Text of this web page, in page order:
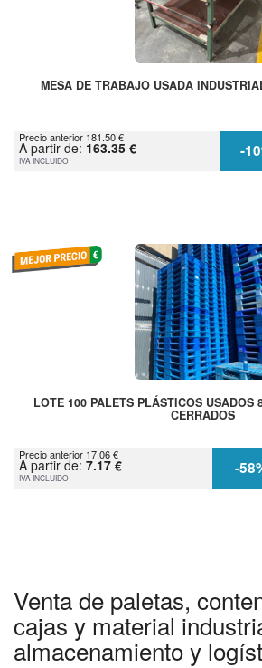
MESA DE TRABAJO USADA
Precio anterior 181.50 €
A partir de: 163.35 €
IVA INCLUIDO -
LOTE 100 PALETS PLÁSTICOS USADOS
CERRADOS
Precio anterior 17.06 €
A partir de: 7.17 €
IVA INCLUIDO -
Venta de paletas,
cajas y material
almacenamiento y